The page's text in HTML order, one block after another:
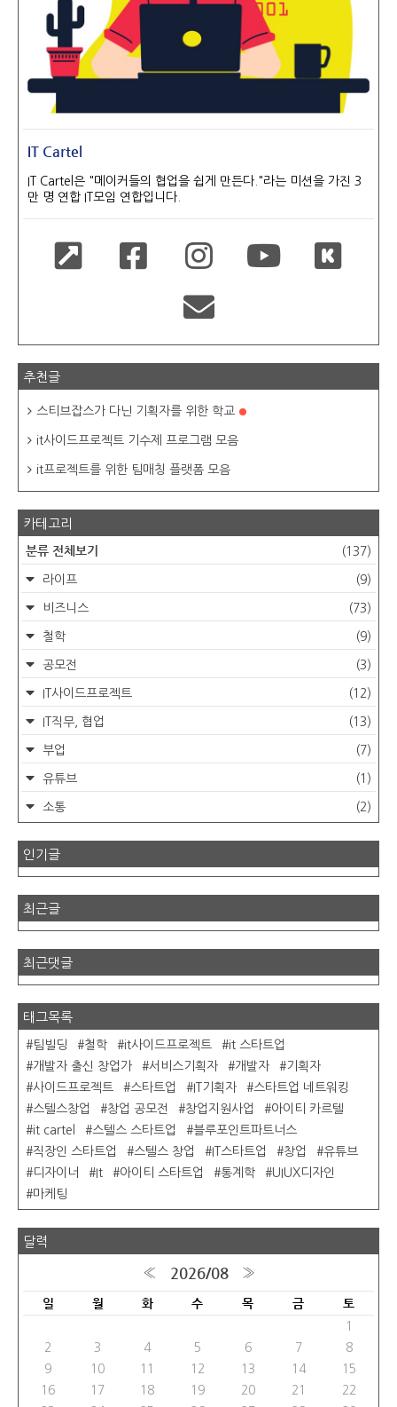
IT Cartel
IT Cartel은 "메이커들의 협업을 쉽게 만든다."라는 미션을 가진 3
만 명 연합 IT모임 연합입니다.
추천글
스티브잡스가 다닌 기획자를 위한 학교
it사이드프로젝트 기수제 프로그램 모음
it프로젝트를 위한 팀매칭 플랫폼 모음
카테고리
분류 전체보기 (137)
라이프 (9)
비즈니스 (73)
철학 (9)
공모전 (3)
IT사이드프로젝트 (12)
IT직무, 협업 (13)
부업 (7)
유튜브 (1)
소통 (2)
인기글
최근글
최근댓글
태그목록
팀빌딩 철학 it사이드프로젝트
it 스타트업
개발자 출신 창업가
서비스기획자 개발자
기획자
사이드프로젝트
스타트업 IT기획자
스타트업 네트워킹
스텔스창업
창업 공모전 창업지원사업
아이티 카르텔
it cartel
스텔스 스타트업
블루포인트파트너스
직장인 스타트업
스텔스 창업 IT스타트업 창업
유튜브
디자이너
It 아이티 스타트업 통계학
UIUX디자인
마케팅
달력
« 2026/08 »
일 월 화 수 목 금 토
1
2
3 4 5 6 7
8
9
10 11 12 13 14
15
16
17 18 19 20 21
22